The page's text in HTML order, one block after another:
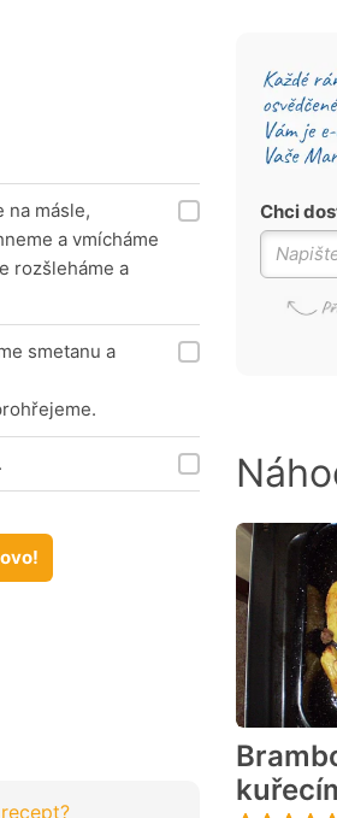
na másle,
a vmícháme
rozšleháme a
smetanu a
Chci